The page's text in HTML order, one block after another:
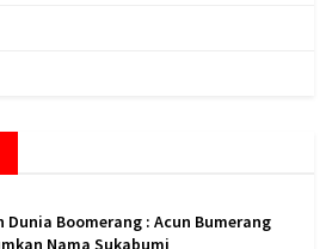
Dunia Boomerang : Acun Bumerang
Nama Sukabumi